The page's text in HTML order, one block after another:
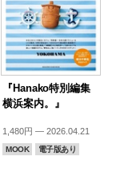
『Hanako特別編集
横浜案内。』
1,480円 — 2026.04.21
MOOK 電子版あり